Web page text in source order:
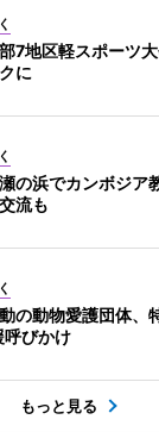
7地区軽スポーツ
に
の浜でカンボジ
流も
の動物愛護団体、
呼びかけ
もっと見る